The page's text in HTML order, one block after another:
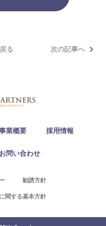
る 次の記事へ
業概要 採用情報
お問い合わせ
勧誘方針
関する基本方針